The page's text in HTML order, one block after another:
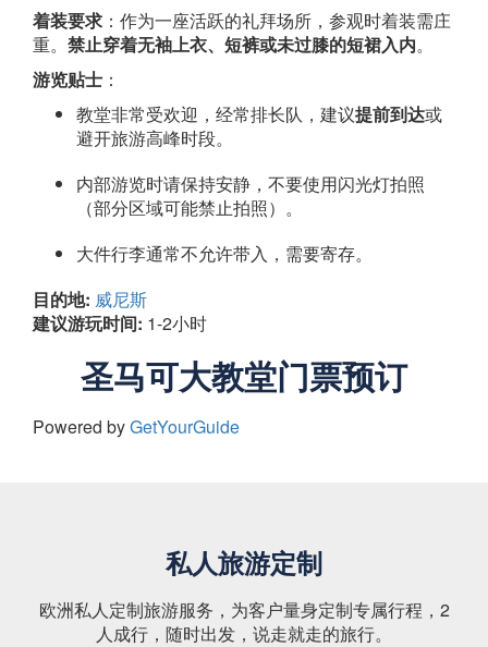
着装要求 ：作为一座活跃的礼拜场所，参观时着装需庄
重。 禁止穿着无袖上衣、短裤或未过膝的短裙入内。
游览贴士 ：
教堂非常受欢迎，经常排长队，建议提前到达或
避开旅游高峰时段。
内部游览时请保持安静，不要使用闪光灯拍照
（部分区域可能禁止拍照）。
大件行李通常不允许带入，需要寄存。
目的地: 威尼斯
建议游玩时间: 1-2小时
圣马可大教堂门票预订
Powered byGetYourGuide
私人旅游定制
欧洲私人定制旅游服务，为客户量身定制专属行程，2
人成行，随时出发，说走就走的旅行。